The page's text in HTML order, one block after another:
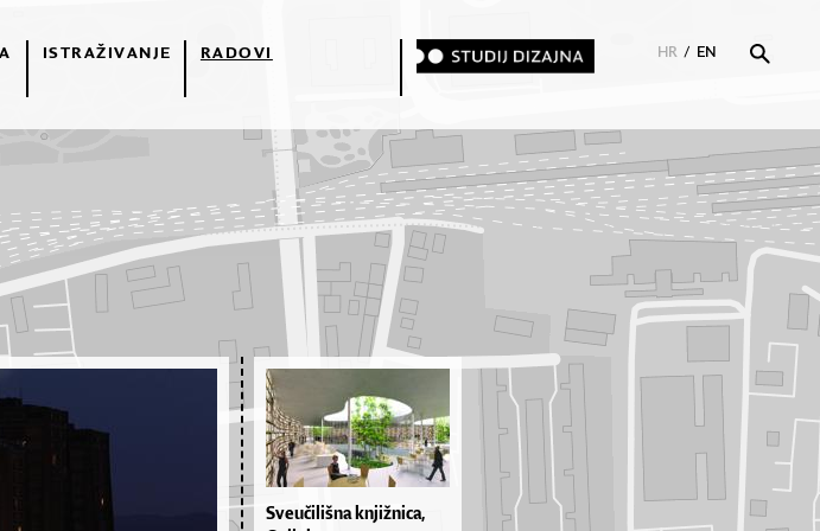
ISTRAŽIVANJE RADOVI HR / EN
Sveučilišna knjižnica,